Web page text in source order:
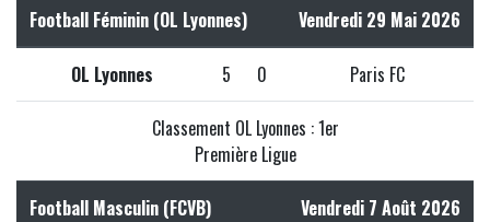
Football Féminin (OL Lyonnes) Vendredi 29 Mai 2026
OL Lyonnes 5 0 Paris FC
Classement OL Lyonnes : 1er
Première Ligue
Football Masculin (FCVB) Vendredi 7 Août 2026